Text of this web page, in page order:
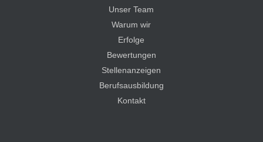
Unser Team
Warum wir
Erfolge
Bewertungen
Stellenanzeigen
Berufsausbildung
Kontakt